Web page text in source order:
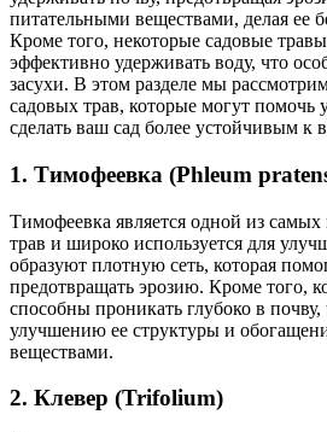
питательными веществами, делая ее
Кроме того, некоторые садовые
эффективно удерживать воду, что
засухи. В этом разделе мы
садовых трав, которые могут помочь
сделать ваш сад более устойчивым к
1. Тимофеевка (Phleum
Тимофеевка является одной из
трав и широко используется для
образуют плотную сеть, которая
предотвращать эрозию. Кроме того,
способны проникать глубоко в почву,
улучшению ее структуры и
веществами.
2. Клевер (Trifolium)